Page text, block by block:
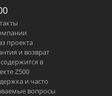
проекта
и возврат
в
Z500
и часто
вопросы